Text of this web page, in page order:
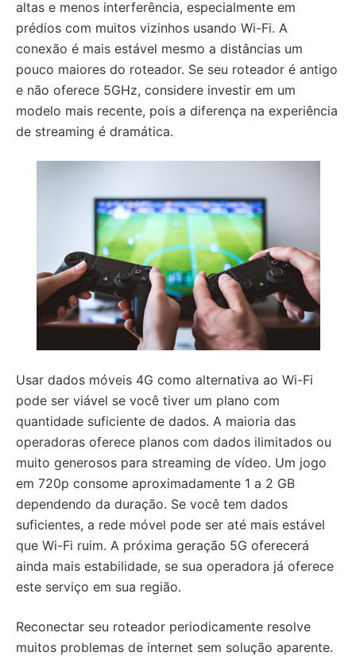
altas e menos interferência, especialmente em
prédios com muitos vizinhos usando Wi-Fi. A
conexão é mais estável mesmo a distâncias um
pouco maiores do roteador. Se seu roteador é antigo
e não oferece 5GHz, considere investir em um
modelo mais recente, pois a diferença na experiência
de streaming é dramática.
Usar dados móveis 4G como alternativa ao Wi-Fi
pode ser viável se você tiver um plano com
quantidade suficiente de dados. A maioria das
operadoras oferece planos com dados ilimitados ou
muito generosos para streaming de vídeo. Um jogo
em 720p consome aproximadamente 1 a 2 GB
dependendo da duração. Se você tem dados
suficientes, a rede móvel pode ser até mais estável
que Wi-Fi ruim. A próxima geração 5G oferecerá
ainda mais estabilidade, se sua operadora já oferece
este serviço em sua região.
Reconectar seu roteador periodicamente resolve
muitos problemas de internet sem solução aparente.